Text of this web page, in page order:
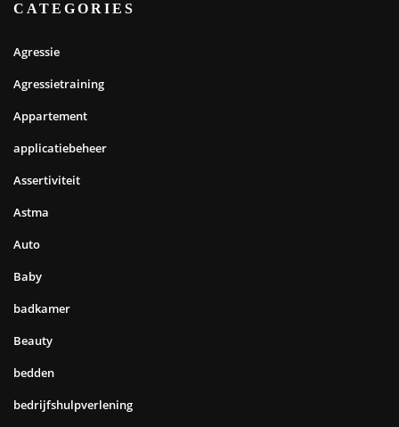
CATEGORIES
Agressie
Agressietraining
Appartement
applicatiebeheer
Assertiviteit
Astma
Auto
Baby
badkamer
Beauty
bedden
bedrijfshulpverlening